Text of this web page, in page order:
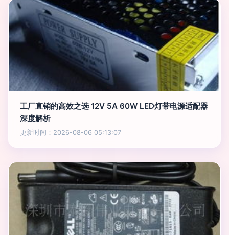
工厂直销的高效之选 12V 5A 60W LED灯带电源适配器
深度解析
更新时间：2026-08-06 05:13:07